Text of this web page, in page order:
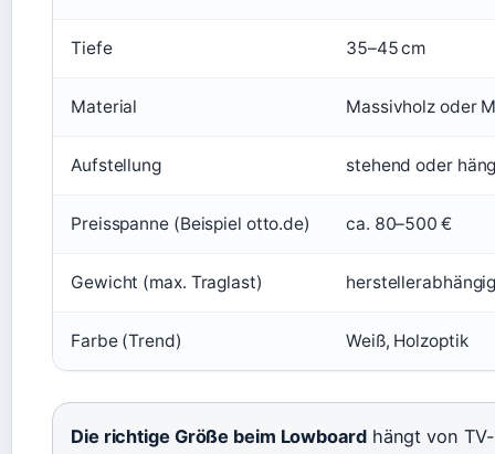
Tiefe 35–45 cm
Material Massivholz oder
Aufstellung stehend oder
Preisspanne (Beispiel otto.de) ca. 80–500 €
Gewicht (max. Traglast)
Farbe (Trend) Weiß, Holzoptik
Die richtige Größe beim Lowboardhängt von TV-